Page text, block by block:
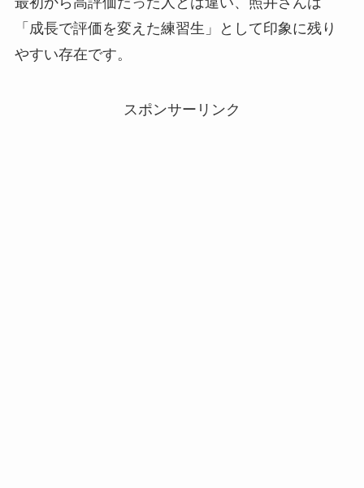
「成長で評価を変えた練習生」として印象に残り
やすい存在です。
スポンサーリンク